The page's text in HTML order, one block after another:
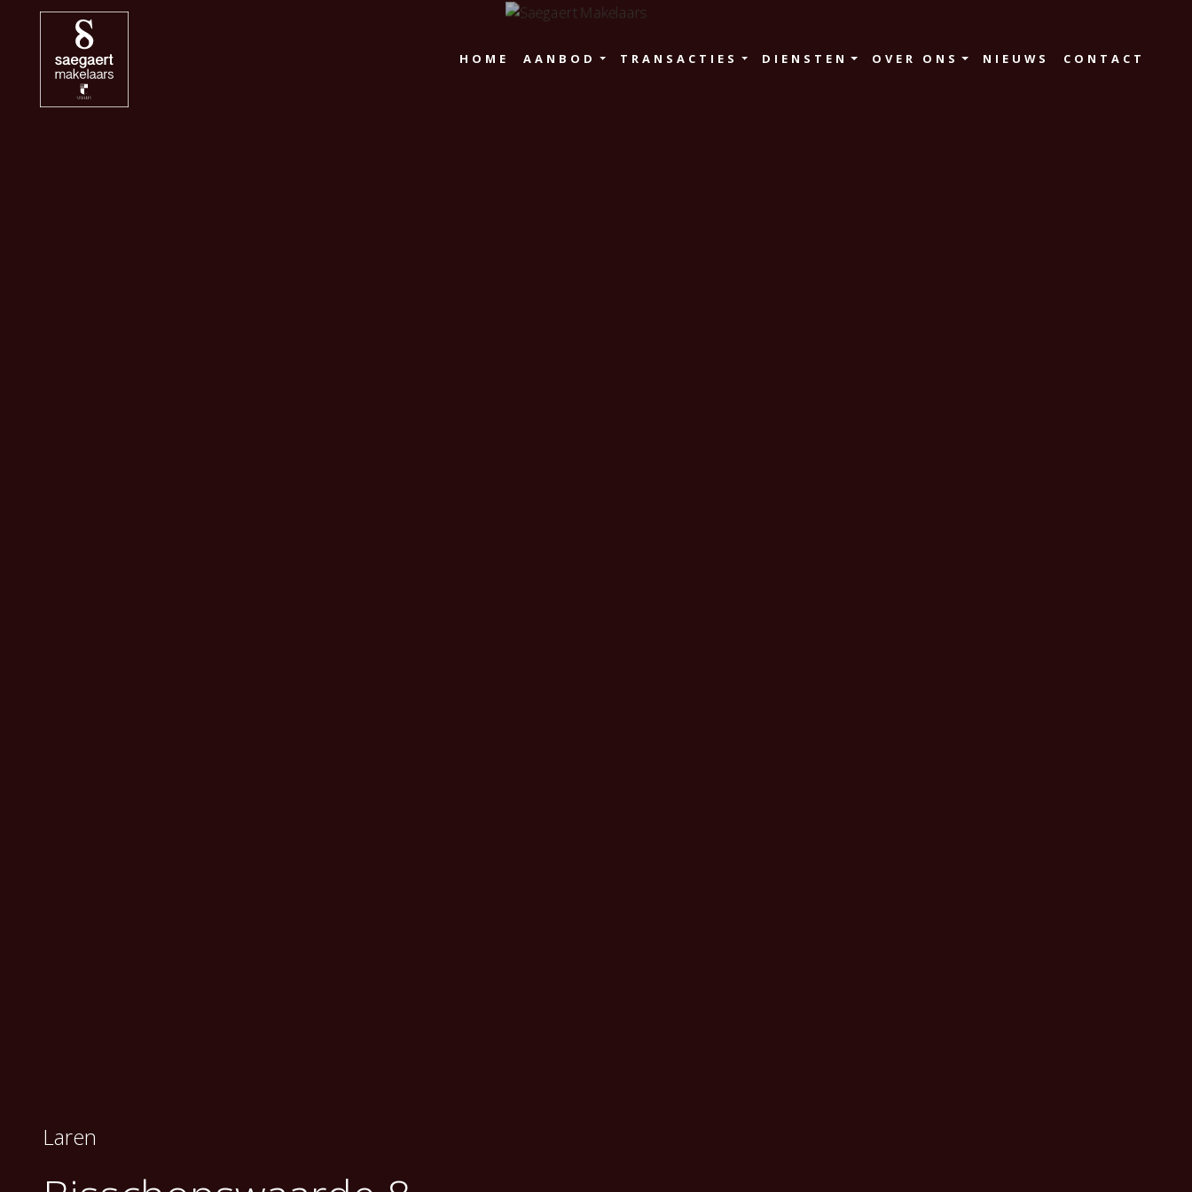
HOME AANBOD TRANSACTIES DIENSTEN OVER ONS NIEUWS CONTACT
Laren